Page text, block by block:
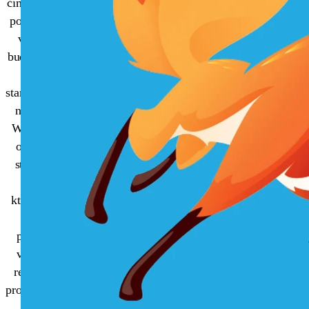
čím dál více
populární a
v blízké
budoucnosti
standardem i
na webu.
WebVR je
otevřený
standard,
kterému je
používat
virtuální
realitu i v
prohlížečích.